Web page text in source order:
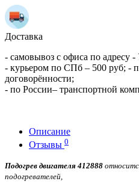
Доставка
- самовывоз с офиса по адресу
- курьером по СПб – 500 руб; -
договорённости;
- по России– транспортной
Описание
Отзывы 0
Подогрев двигателя 412888
подогревателей,